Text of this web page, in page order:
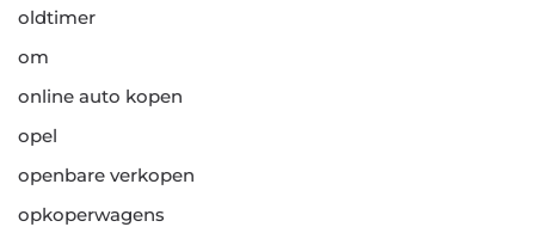
oldtimer
om
online auto kopen
opel
openbare verkopen
opkoperwagens